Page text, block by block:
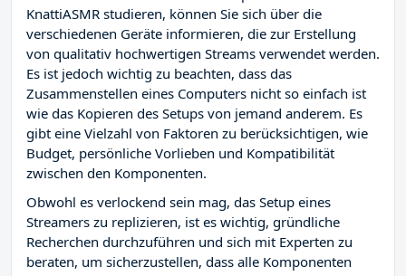
KnattiASMR studieren, können Sie sich über die
verschiedenen Geräte informieren, die zur Erstellung
von qualitativ hochwertigen Streams verwendet werden.
Es ist jedoch wichtig zu beachten, dass das
Zusammenstellen eines Computers nicht so einfach ist
wie das Kopieren des Setups von jemand anderem. Es
gibt eine Vielzahl von Faktoren zu berücksichtigen, wie
Budget, persönliche Vorlieben und Kompatibilität
zwischen den Komponenten.
Obwohl es verlockend sein mag, das Setup eines
Streamers zu replizieren, ist es wichtig, gründliche
Recherchen durchzuführen und sich mit Experten zu
beraten, um sicherzustellen, dass alle Komponenten